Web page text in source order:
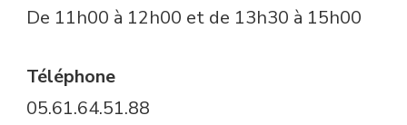
De 11h00 à 12h00 et de 13h30 à 15h00
Téléphone
05.61.64.51.88